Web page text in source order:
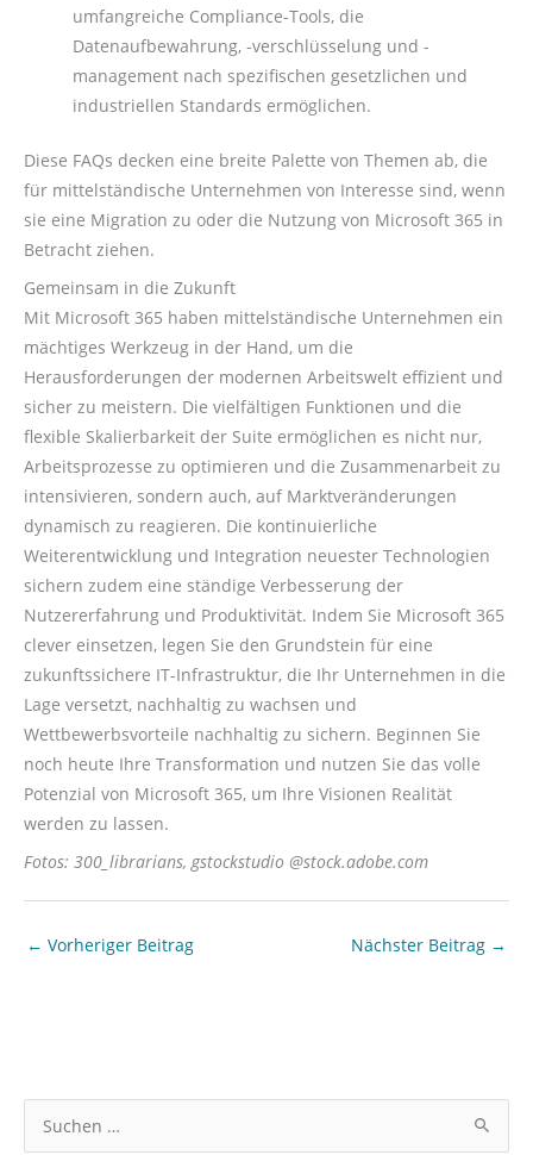
umfangreiche Compliance-Tools, die
Datenaufbewahrung, -verschlüsselung und -
management nach spezifischen gesetzlichen und
industriellen Standards ermöglichen.
Diese FAQs decken eine breite Palette von Themen ab, die
für mittelständische Unternehmen von Interesse sind, wenn
sie eine Migration zu oder die Nutzung von Microsoft 365 in
Betracht ziehen.
Gemeinsam in die Zukunft
Mit Microsoft 365 haben mittelständische Unternehmen ein
mächtiges Werkzeug in der Hand, um die
Herausforderungen der modernen Arbeitswelt effizient und
sicher zu meistern. Die vielfältigen Funktionen und die
flexible Skalierbarkeit der Suite ermöglichen es nicht nur,
Arbeitsprozesse zu optimieren und die Zusammenarbeit zu
intensivieren, sondern auch, auf Marktveränderungen
dynamisch zu reagieren. Die kontinuierliche
Weiterentwicklung und Integration neuester Technologien
sichern zudem eine ständige Verbesserung der
Nutzererfahrung und Produktivität. Indem Sie Microsoft 365
clever einsetzen, legen Sie den Grundstein für eine
zukunftssichere IT-Infrastruktur, die Ihr Unternehmen in die
Lage versetzt, nachhaltig zu wachsen und
Wettbewerbsvorteile nachhaltig zu sichern. Beginnen Sie
noch heute Ihre Transformation und nutzen Sie das volle
Potenzial von Microsoft 365, um Ihre Visionen Realität
werden zu lassen.
Fotos: 300_librarians, gstockstudio @stock.adobe.com
← Vorheriger Beitrag Nächster Beitrag →